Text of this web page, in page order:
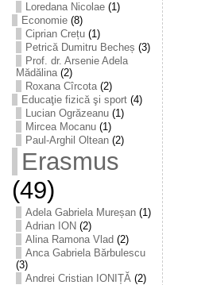
Loredana Nicolae(1)
Economie(8)
Ciprian Crețu(1)
Petrică Dumitru Becheș (3)
Prof. dr. Arsenie Adela
Mădălina(2)
Roxana Cîrcota(2)
Educaţie fizică şi sport(4)
Lucian Ogrăzeanu(1)
Mircea Mocanu(1)
Paul-Arghil Oltean(2)
Erasmus
(49)
Adela Gabriela Mureșan(1)
Adrian ION (2)
Alina Ramona Vlad (2)
Anca Gabriela Bărbulescu
(3)
Andrei Cristian IONIȚĂ(2)